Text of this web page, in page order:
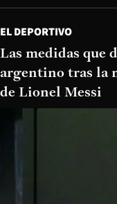
EL DEPORTIVO
Las medidas que
argentino tras la
de Lionel Messi